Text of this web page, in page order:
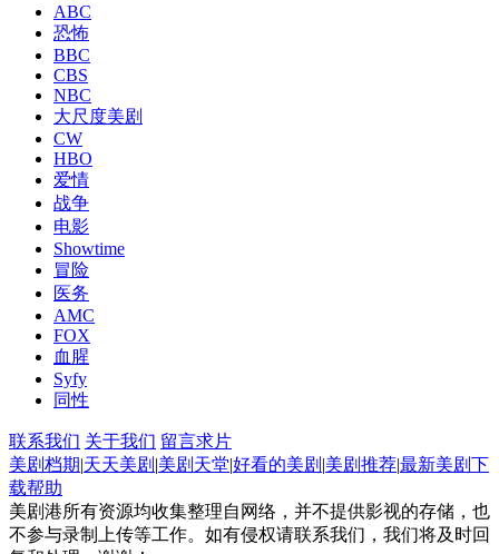
ABC
恐怖
BBC
CBS
NBC
大尺度美剧
CW
HBO
爱情
战争
电影
Showtime
冒险
医务
AMC
FOX
血腥
Syfy
同性
联系我们 关于我们 留言求片
美剧档期|天天美剧 |美剧天堂|好看的美剧 |美剧推荐|最新美剧下
载帮助
美剧港所有资源均收集整理自网络，并不提供影视的存储，也
不参与录制上传等工作。如有侵权请联系我们，我们将及时回